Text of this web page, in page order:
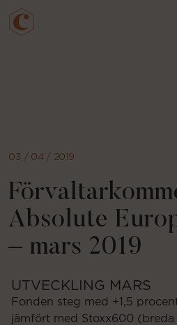
03 / 04 / 2019
Absolute
– mars 2019
UTVECKLING MARS
Fonden steg med +1,5
jämfört med Stoxx600